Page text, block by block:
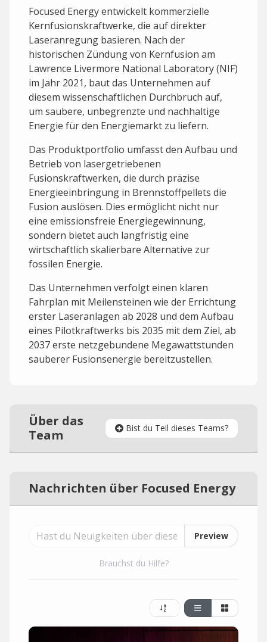
Focused Energy entwickelt kommerzielle
Kernfusionskraftwerke, die auf direkter
Laseranregung basieren. Nach der
historischen Zündung von Kernfusion am
Lawrence Livermore National Laboratory (NIF)
im Jahr 2021, baut das Unternehmen auf
diesem wissenschaftlichen Durchbruch auf,
um saubere, unbegrenzte und nachhaltige
Energie für den Energiemarkt zu liefern.
Das Produktportfolio umfasst den Aufbau und
Betrieb von lasergetriebenen
Fusionskraftwerken, die durch präzise
Energieeinbringung in Brennstoffpellets die
Fusion auslösen. Dies ermöglicht nicht nur
eine emissionsfreie Energiegewinnung,
sondern bietet auch langfristig eine
wirtschaftlich skalierbare Alternative zur
fossilen Energie.
Das Unternehmen verfolgt einen klaren
Fahrplan mit Meilensteinen wie der Errichtung
erster Laseranlagen ab 2028 und dem Aufbau
eines Pilotkraftwerks bis 2035 mit dem Ziel, ab
2037 erste netzgebundene Megawattstunden
sauberer Fusionsenergie bereitzustellen.
Über das
Team
Bist du Teil dieses Teams?
Nachrichten über Focused Energy
Preview
Brauchst du Hilfe?